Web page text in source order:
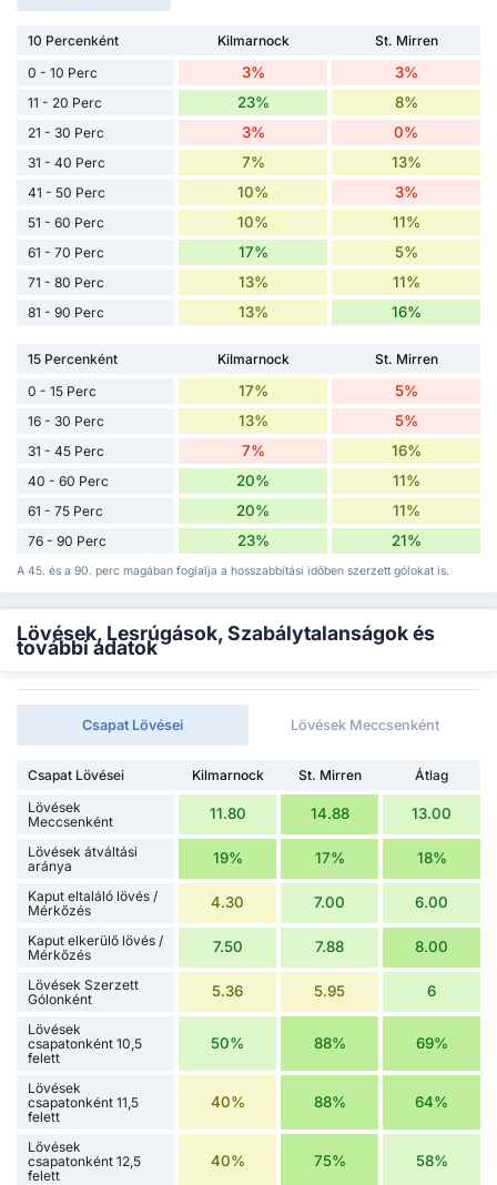
10 Percenként Kilmarnock
St. Mirren
0 - 10 Perc
3% 3%
11 - 20 Perc 23% 8%
21 - 30 Perc 3% 0%
31 - 40 Perc 7% 13%
41 - 50 Perc 10% 3%
51 - 60 Perc 10% 11%
61 - 70 Perc 17% 5%
71 - 80 Perc 13% 11%
81 - 90 Perc 13% 16%
15 Percenként Kilmarnock
St. Mirren
0 - 15 Perc
17% 5%
16 - 30 Perc 13% 5%
31 - 45 Perc 7% 16%
40 - 60 Perc 20% 11%
61 - 75 Perc 20% 11%
76 - 90 Perc 23% 21%
A 45. és a 90. perc magában foglalja a hosszabbítási időben szerzett gólokat is.
Lövések, Lesrúgások, Szabálytalanságok és
további adatok
Csapat Lövései Lövések Meccsenként
Csapat Lövései Kilmarnock St. Mirren
Átlag
Lövések
Meccsenként
11.80 14.88 13.00
Lövések átváltási
aránya
19% 17% 18%
Kaput eltaláló lövés /
Mérkőzés
4.30 7.00 6.00
Kaput elkerülő lövés /
Mérkőzés
7.50 7.88 8.00
Lövések Szerzett
Gólonként
5.36 5.95 6
Lövések
csapatonként 10,5
felett
50% 88% 69%
Lövések
csapatonként 11,5
felett
40% 88% 64%
Lövések
csapatonként 12,5
felett
40% 75% 58%